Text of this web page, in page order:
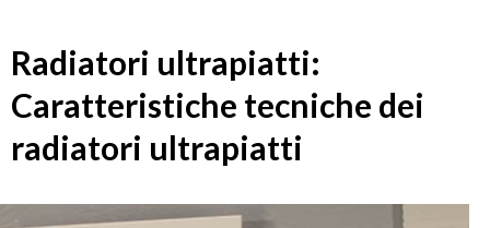
Radiatori ultrapiatti:
Caratteristiche tecniche dei
radiatori ultrapiatti